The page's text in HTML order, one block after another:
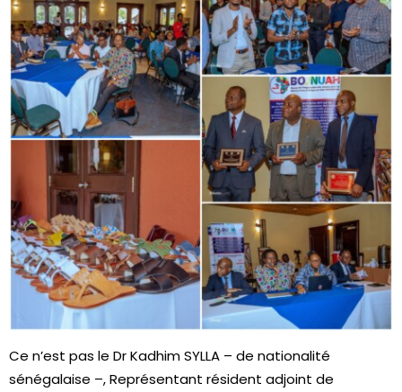
Ce n’est pas le Dr Kadhim SYLLA – de nationalité
sénégalaise –, Représentant résident adjoint de